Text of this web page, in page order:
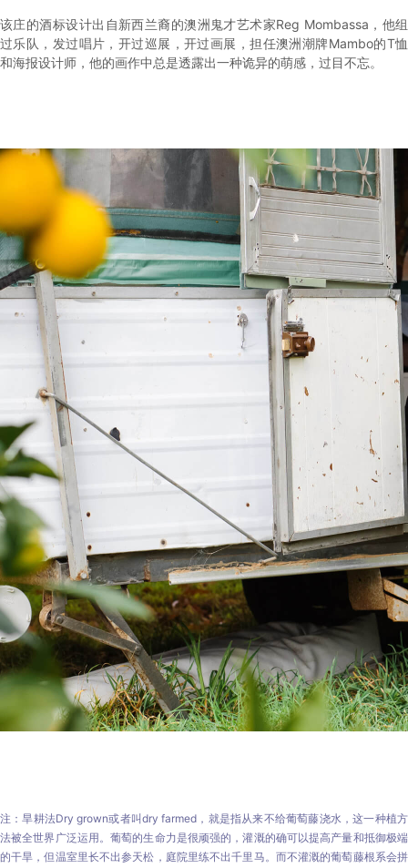
该庄的酒标设计出自新西兰裔的澳洲鬼才艺术家Reg Mombassa，他组
过乐队，发过唱片，开过巡展，开过画展，担任澳洲潮牌Mambo的T恤
和海报设计师，他的画作中总是透露出一种诡异的萌感，过目不忘。
注：旱耕法Dry grown或者叫dry farmed，就是指从来不给葡萄藤浇水，这一种植方
法被全世界广泛运用。葡萄的生命力是很顽强的，灌溉的确可以提高产量和抵御极端
的干旱，但温室里长不出参天松，庭院里练不出千里马。而不灌溉的葡萄藤根系会拼